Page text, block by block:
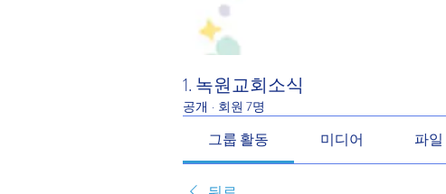
1. 녹원교회소식
공개 · 회원 7명
그룹 활동 미디어 파일